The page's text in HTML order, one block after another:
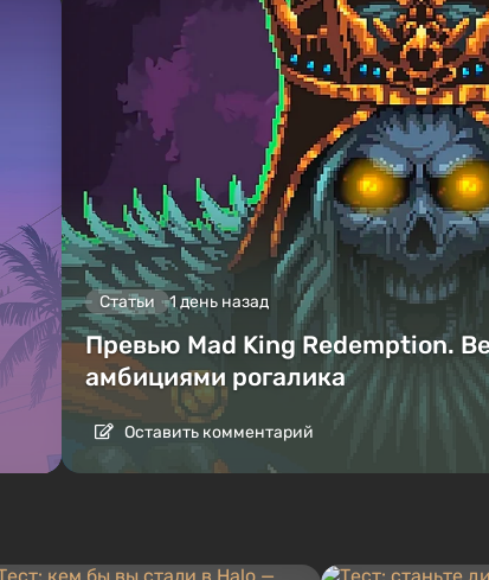
Статьи 1 день назад
Превью Mad King Redemption.
амбициями рогалика
Оставить комментарий